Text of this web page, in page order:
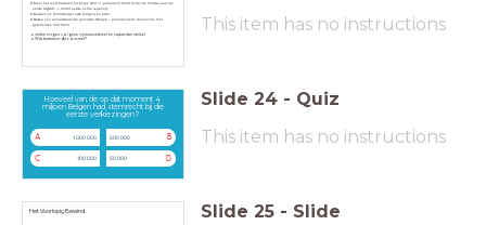
Bleef het land besturen tot begin 1831 => parlement duidt Surlet de Chokier aan als
eersteregent . -> Vormt eerste echte regering.
Bestaat uit (Franstalige) rijke burgerij en adel.
Maken een vooruitstrevende grondwet (België = parlementaire monarchie met
gescheiden machten).
verkiezingen volgens cijnskiesstelsel en capacitair stelsel
Wat betekent dit concreet?
This item has no instructions
Hoeveel van de op dat moment 4
miljoen Belgen had stemrecht bij die
eerste verkiezingen?
A 1 000 000 B
500 000
C 100 000 D
50 000
Slide 24 - Quiz
This item has no instructions
Het Voorlopig Bewind Slide 25 - Slide